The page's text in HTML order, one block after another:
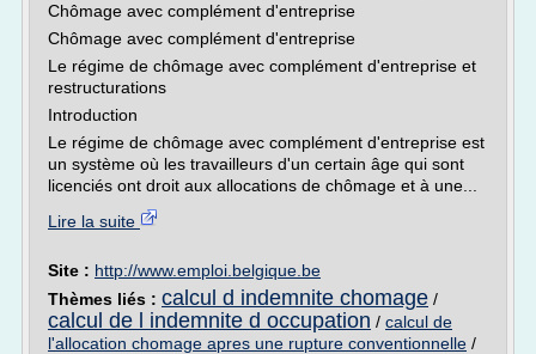
Chômage avec complément d'entreprise
Chômage avec complément d'entreprise
Le régime de chômage avec complément d'entreprise et
restructurations
Introduction
Le régime de chômage avec complément d'entreprise est
un système où les travailleurs d'un certain âge qui sont
licenciés ont droit aux allocations de chômage et à une...
Lire la suite
Site : http://www.emploi.belgique.be
Thèmes liés : calcul d indemnite chomage /
calcul de l indemnite d occupation / calcul de
l'allocation chomage apres une rupture conventionnelle /